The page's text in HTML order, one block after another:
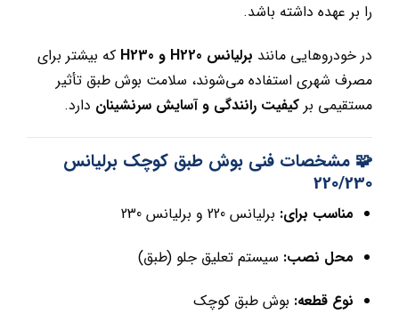
را بر عهده داشته باشد.
در خودروهایی مانندبرلیانس H220 و H230
که بیشتر برای
مصرف شهری استفاده می‌شوند، سلامت بوش طبق تأثیر
مستقیمی بر کیفیت رانندگی و آسایش سرنشیناندارد.
🧩 مشخصات فنی بوش طبق کوچک برلیانس
220/230
مناسب برای:برلیانس 220 و برلیانس 230
محل نصب:سیستم تعلیق جلو (طبق)
نوع قطعه:بوش طبق کوچک